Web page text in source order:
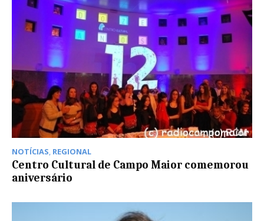
NOTÍCIAS REGIONAL
Centro Cultural de Campo Maior comemorou
aniversário